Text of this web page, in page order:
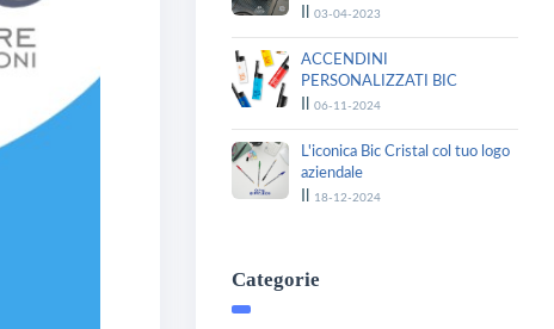
03-04-2023
ACCENDINI
PERSONALIZZATI BIC
06-11-2024
L'iconica Bic Cristal col tuo logo
aziendale
18-12-2024
Categorie